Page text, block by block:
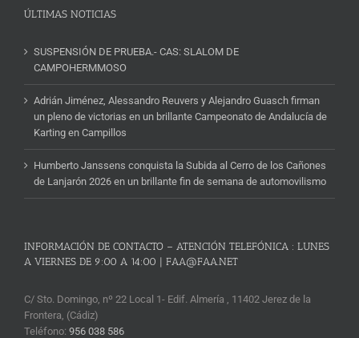
ÚLTIMAS NOTICIAS
SUSPENSIÓN DE PRUEBA.- CAS: SLALOM DE
CAMPOHERMMOSO
Adrián Jiménez, Alessandro Reuvers y Alejandro Guasch firman
un pleno de victorias en un brillante Campeonato de Andalucía de
Karting en Campillos
Humberto Janssens conquista la Subida al Cerro de los Cañones
de Lanjarón 2026 en un brillante fin de semana de automovilismo
INFORMACIÓN DE CONTACTO – ATENCIÓN TELEFÓNICA : LUNES
A VIERNES DE 9:00 A 14:00 | FAA@FAA.NET
C/ Sto. Domingo, nº 22 Local 1- Edif. Almería , 11402 Jerez de la
Frontera, (Cádiz)
Teléfono: 956 038 586